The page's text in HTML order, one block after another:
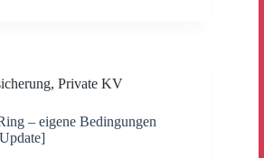
, Private KV
– eigene Bedingungen